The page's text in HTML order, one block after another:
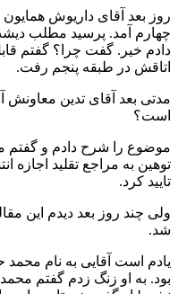
روز بعد آقای داریوش
چهارم آمد. پرسید مطلب
دادم خیر. گفت چرا؟ گفتم
اتاقش در طبقه پنجم رفت.
مدتی بعد آقای تدین
است؟
موضوع را شرح دادم و گفتم
توهین به مراجع تقلید اجازه
تایید کرد.
شد.
یادم است آقایی به نام
بود. به او زنگ زدم گفتم